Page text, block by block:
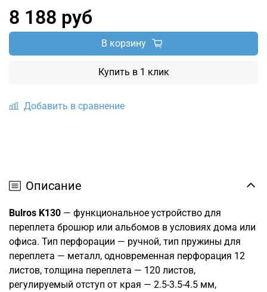
Добавить в сравнение
8 188 руб
В корзину
Купить в 1 клик
Описание
Bulros K130 — функциональное устройство для
переплета брошюр или альбомов в условиях дома или
офиса. Тип перфорации — ручной, тип пружины для
переплета — металл, одновременная перфорация 12
листов, толщина переплета — 120 листов,
регулируемый отступ от края — 2.5-3.5-4.5 мм,